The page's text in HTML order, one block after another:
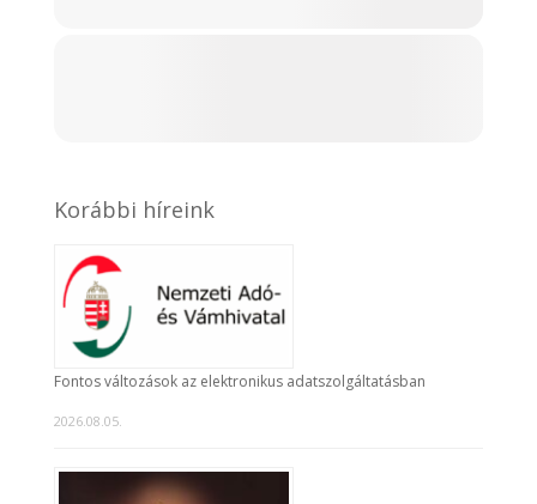
Korábbi híreink
Fontos változások az elektronikus adatszolgáltatásban
2026.08.05.